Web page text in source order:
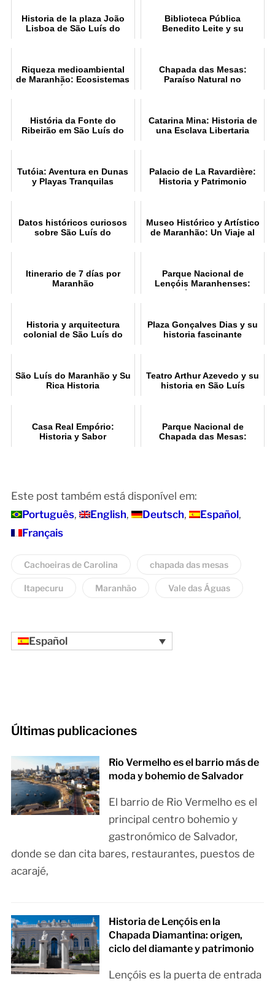
Historia de la plaza João
Lisboa de São Luís do
Biblioteca Pública
Benedito Leite y su
Riqueza medioambiental
de Maranhão: Ecosistemas
Chapada das Mesas:
Paraíso Natural no
História da Fonte do
Ribeirão em São Luís do
Catarina Mina: Historia de
una Esclava Libertaria
Tutóia: Aventura en Dunas
y Playas Tranquilas
Palacio de La Ravardière:
Historia y Patrimonio
Datos históricos curiosos
sobre São Luís do
Museo Histórico y Artístico
de Maranhão: Un Viaje al
Itinerario de 7 días por
Maranhão
Parque Nacional de
Lençóis Maranhenses:
Guía Completa
Historia y arquitectura
colonial de São Luís do
Plaza Gonçalves Dias y su
historia fascinante
São Luís do Maranhão y Su
Rica Historia
Teatro Arthur Azevedo y su
historia en São Luís
Casa Real Empório:
Historia y Sabor
Parque Nacional de
Chapada das Mesas:
Este post também está disponível em:
Português
English Deutsch
Español
Français
Cachoeiras de Carolina chapada das mesas
Itapecuru Maranhão Vale das Águas
Español
Últimas publicaciones
Rio Vermelho es el barrio más de
moda y bohemio de Salvador
El barrio de Rio Vermelho es el
principal centro bohemio y
gastronómico de Salvador,
donde se dan cita bares, restaurantes, puestos de
acarajé,
Historia de Lençóis en la
Chapada Diamantina: origen,
ciclo del diamante y patrimonio
Lençóis es la puerta de entrada